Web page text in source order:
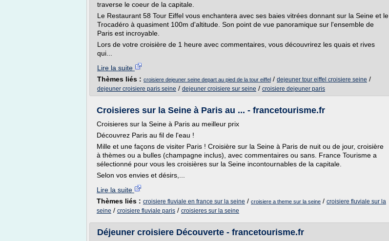
traverse le coeur de la capitale.
Le Restaurant 58 Tour Eiffel vous enchantera avec ses baies vitrées donnant sur la Seine et le
Trocadéro à quasiment 100m d'altitude. Son point de vue panoramique sur l'ensemble de
Paris est incroyable.
Lors de votre croisière de 1 heure avec commentaires, vous découvrirez les quais et rives
qui...
Lire la suite
Thèmes liés : croisiere dejeuner seine depart au pied de la tour eiffel / dejeuner tour eiffel croisiere seine /
dejeuner croisiere paris seine / dejeuner croisiere sur seine / croisiere dejeuner paris
Croisieres sur la Seine à Paris au ... - francetourisme.fr
Croisieres sur la Seine à Paris au meilleur prix
Découvrez Paris au fil de l'eau !
Mille et une façons de visiter Paris ! Croisière sur la Seine à Paris de nuit ou de jour, croisière
à thèmes ou a bulles (champagne inclus), avec commentaires ou sans. France Tourisme a
sélectionné pour vous les croisières sur la Seine incontournables de la capitale.
Selon vos envies et désirs,...
Lire la suite
Thèmes liés : croisiere fluviale en france sur la seine / croisiere a theme sur la seine / croisiere fluviale sur la
seine / croisiere fluviale paris / croisieres sur la seine
Déjeuner croisiere Découverte - francetourisme.fr